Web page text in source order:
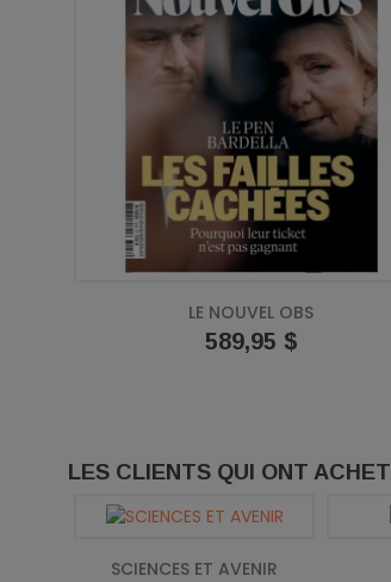
LE NOUVEL OBS
Prix
589,95 $
LES CLIENTS QUI ONT
SCIENCES ET AVENIR